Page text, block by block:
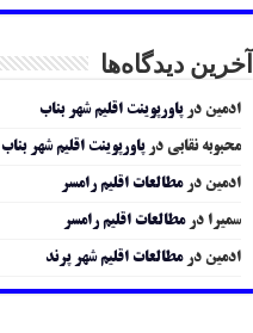
آخرین دیدگاه‌ها
ادمین درپاورپوینت اقلیم شهر بناب
محبوبه نقابی درپاورپوینت اقلیم شهر بناب
ادمین درمطالعات اقلیم رامسر
سمیرا درمطالعات اقلیم رامسر
ادمین درمطالعات اقلیم شهر پرند